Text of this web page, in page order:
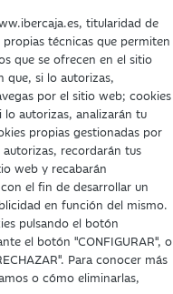
titularidad de
técnicas que permiten
que se ofrecen en el sitio
que, si lo autorizas,
por el sitio web; cookies
autorizas, analizarán tu
propias gestionadas por
recordarán tus
web y recabarán
el fin de desarrollar un
en función del mismo.
pulsando el botón
el botón "CONFIGURAR", o
Para conocer más
o cómo eliminarlas,
A-99319030 R.M. de
Especial del Banco de
2. 50008-Zaragoza.